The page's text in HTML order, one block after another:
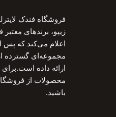
فروشگاه فندک
زیپو، برندهای
مجموعه‌ای گسترده
ارائه داده
محصولات از
باشید.